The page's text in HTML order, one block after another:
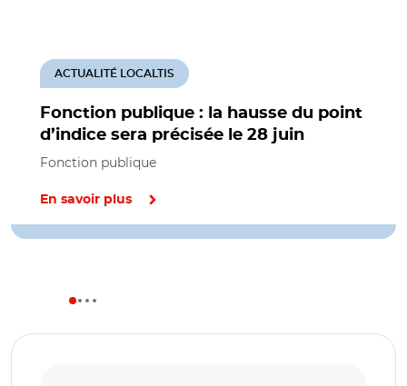
Fonction publique : la hausse du point
d’indice sera précisée le 28 juin
ACTUALITÉ LOCALTIS
Fonction publique
En savoir plus